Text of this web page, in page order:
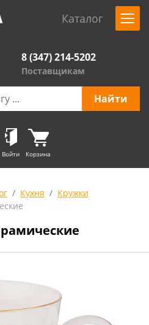
Каталог
8 (347) 214-5202
Поставщикам
Войти Корзина
Кухня
Кружки